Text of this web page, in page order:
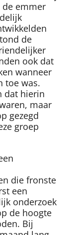
de emmer
de
ook dat
wanneer
toe was.
dat hierin
maar
gezegd
groep
die fronste
een
onderzoek
de hoogte
Bij